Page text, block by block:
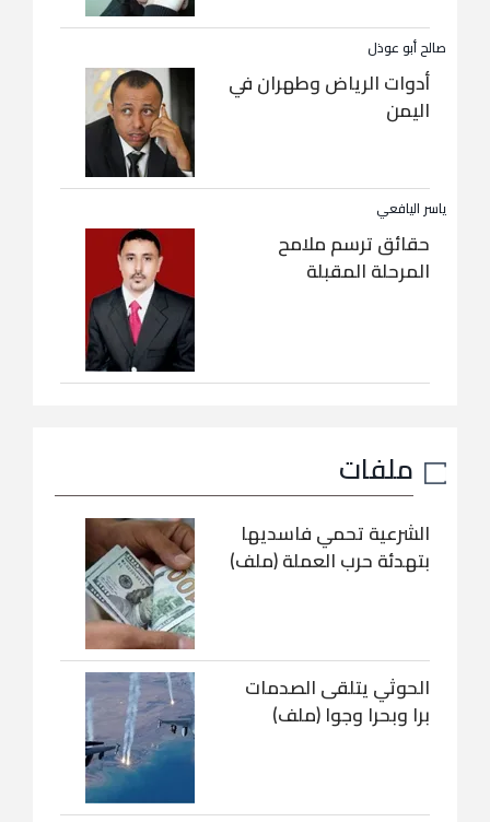
صالح أبو عوذل
أدوات الرياض وطهران في
اليمن
ياسر اليافعي
حقائق ترسم ملامح
المرحلة المقبلة
ملفات
الشرعية تحمي فاسديها
بتهدئة حرب العملة (ملف)
الحوثي يتلقى الصدمات
برا وبحرا وجوا (ملف)